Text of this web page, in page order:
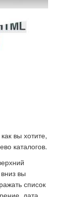
печатание
вы хотите,
каталогов.
вы
список
дата